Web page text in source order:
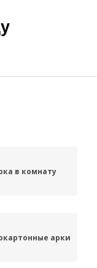
в комнату
арки